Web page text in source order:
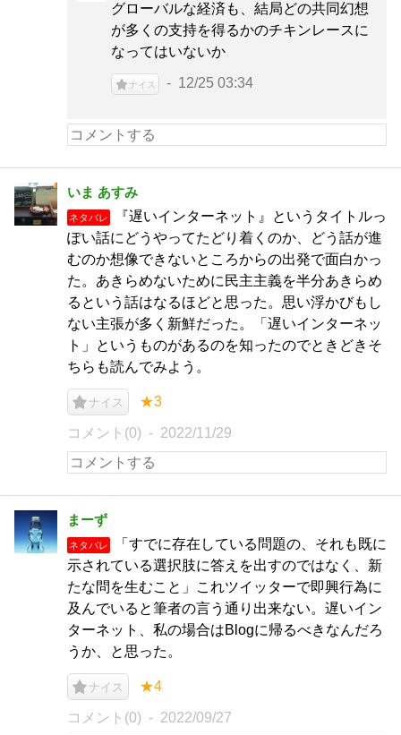
グローバルな経済も、結局どの共同幻想
が多くの支持を得るかのチキンレースに
なってはいないか
ナイス 12/25 03:34
いま あすみ
ネタバレ
『遅いインターネット』というタイトルっ
ぽい話にどうやってたどり着くのか、どう話が進
むのか想像できないところからの出発で面白かっ
た。あきらめないために民主主義を半分あきらめ
るという話はなるほどと思った。思い浮かびもし
ない主張が多く新鮮だった。「遅いインターネッ
ト」というものがあるのを知ったのでときどきそ
ちらも読んでみよう。
ナイス ★3
コメント(0) 2022/11/29
まーず
ネタバレ
「すでに存在している問題の、それも既に
示されている選択肢に答えを出すのではなく、新
たな問を生むこと」これツイッターで即興行為に
及んでいると筆者の言う通り出来ない。遅いイン
ターネット、私の場合はBlogに帰るべきなんだろ
うか、と思った。
ナイス ★4
コメント(0) 2022/09/27